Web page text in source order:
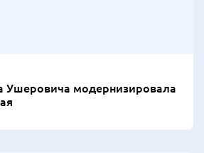
Ушеровича модернизировала